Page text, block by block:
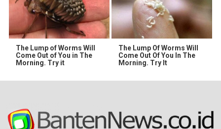
The Lump of Worms Will
Come Out of You in The
Morning. Try it
The Lump Of Worms Will
Come Out Of You In The
Morning. Try It